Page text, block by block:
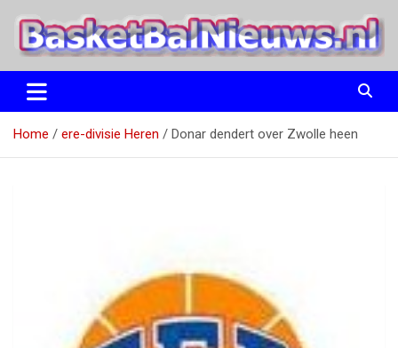
naar
BasketBalNieuws.nl
Etten
Home ere-divisie Heren Donar dendert over Zwolle heen